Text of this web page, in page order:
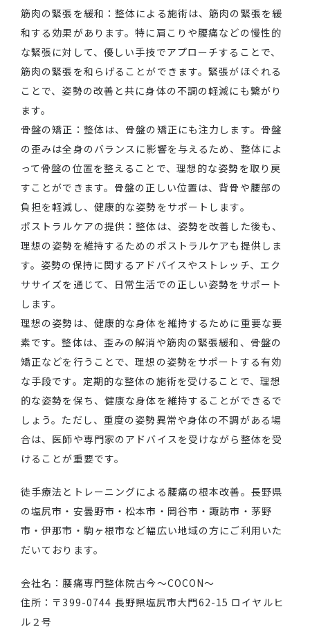
筋肉の緊張を緩和：整体による施術は、筋肉の緊張を緩
和する効果があります。特に肩こりや腰痛などの慢性的
な緊張に対して、優しい手技でアプローチすることで、
筋肉の緊張を和らげることができます。緊張がほぐれる
ことで、姿勢の改善と共に身体の不調の軽減にも繋がり
ます。
骨盤の矯正：整体は、骨盤の矯正にも注力します。骨盤
の歪みは全身のバランスに影響を与えるため、整体によ
って骨盤の位置を整えることで、理想的な姿勢を取り戻
すことができます。骨盤の正しい位置は、背骨や腰部の
負担を軽減し、健康的な姿勢をサポートします。
ポストラルケアの提供：整体は、姿勢を改善した後も、
理想の姿勢を維持するためのポストラルケアも提供しま
す。姿勢の保持に関するアドバイスやストレッチ、エク
ササイズを通じて、日常生活での正しい姿勢をサポート
します。
理想の姿勢は、健康的な身体を維持するために重要な要
素です。整体は、歪みの解消や筋肉の緊張緩和、骨盤の
矯正などを行うことで、理想の姿勢をサポートする有効
な手段です。定期的な整体の施術を受けることで、理想
的な姿勢を保ち、健康な身体を維持することができるで
しょう。ただし、重度の姿勢異常や身体の不調がある場
合は、医師や専門家のアドバイスを受けながら整体を受
けることが重要です。
徒手療法とトレーニングによる腰痛の根本改善。長野県
の塩尻市・安曇野市・松本市・岡谷市・諏訪市・茅野
市・伊那市・駒ヶ根市など幅広い地域の方にご利用いた
だいております。
会社名：腰痛専門整体院古今～COCON～
住所：〒399-0744 長野県塩尻市大門62-15 ロイヤルヒ
ル２号